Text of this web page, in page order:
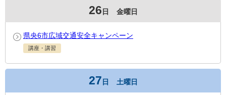
26 日 金曜日
県央6市広域交通安全キャンペーン
講座・講習
27 日 土曜日